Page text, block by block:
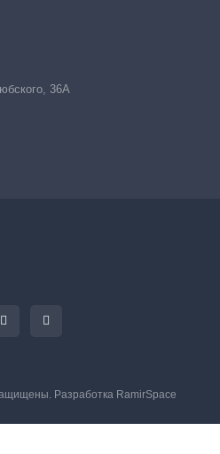
36А
Разработка RamirSpace